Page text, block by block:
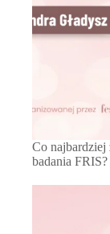
Co
badania FRIS?